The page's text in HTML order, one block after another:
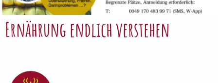
Ernährung endlich verstehen